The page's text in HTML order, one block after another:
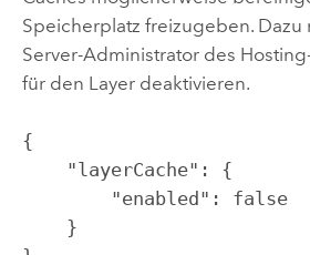
Speicherplatz freizugeben. Dazu
Server-Administrator des
für den Layer deaktivieren.
{